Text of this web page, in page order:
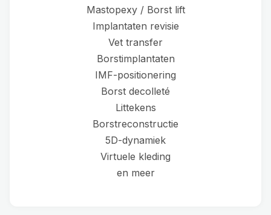
Mastopexy / Borst lift
Implantaten revisie
Vet transfer
Borstimplantaten
IMF-positionering
Borst decolleté
Littekens
Borstreconstructie
5D-dynamiek
Virtuele kleding
en meer